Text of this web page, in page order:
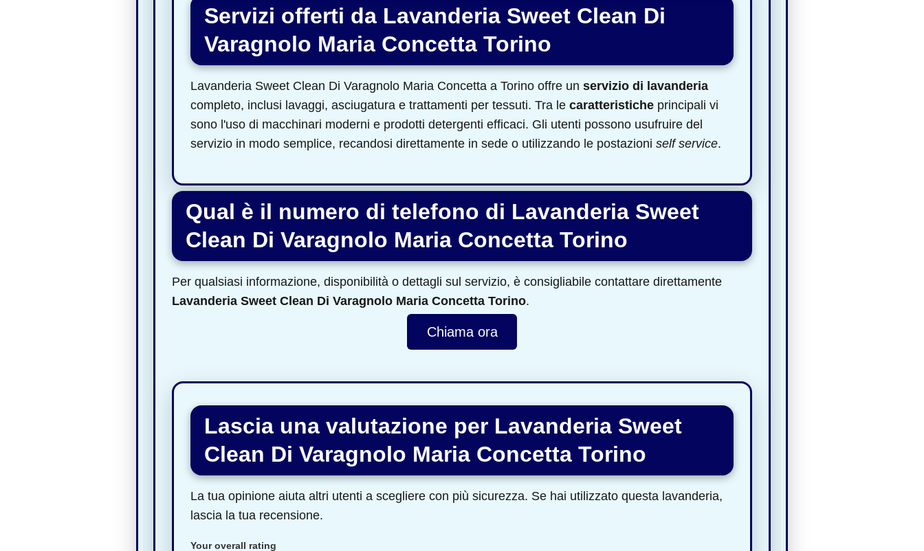
Servizi offerti da Lavanderia Sweet Clean Di
Varagnolo Maria Concetta Torino
Lavanderia Sweet Clean Di Varagnolo Maria Concetta a Torino offre un servizio di lavanderia
completo, inclusi lavaggi, asciugatura e trattamenti per tessuti. Tra le caratteristiche principali vi
sono l'uso di macchinari moderni e prodotti detergenti efficaci. Gli utenti possono usufruire del
servizio in modo semplice, recandosi direttamente in sede o utilizzando le postazioni self service.
Qual è il numero di telefono di Lavanderia Sweet
Clean Di Varagnolo Maria Concetta Torino
Per qualsiasi informazione, disponibilità o dettagli sul servizio, è consigliabile contattare direttamente
Lavanderia Sweet Clean Di Varagnolo Maria Concetta Torino.
Chiama ora
Lascia una valutazione per Lavanderia Sweet
Clean Di Varagnolo Maria Concetta Torino
La tua opinione aiuta altri utenti a scegliere con più sicurezza. Se hai utilizzato questa lavanderia,
lascia la tua recensione.
Your overall rating